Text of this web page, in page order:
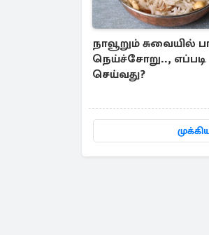
நாவூறும் சுவையில்
நெய்ச்சோறு.., எப்படி
செய்வது?